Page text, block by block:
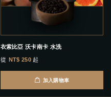
衣索比亞 沃卡南卡 水洗
從 NT$ 250起
加入購物車